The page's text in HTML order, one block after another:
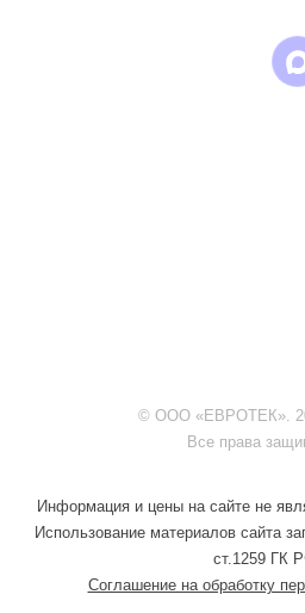
© ООО «ЕВРОТЕК».
Все права
Информация и цены на сайте не
Использование материалов сайта
ст.1259 ГК
Соглашение на обработку